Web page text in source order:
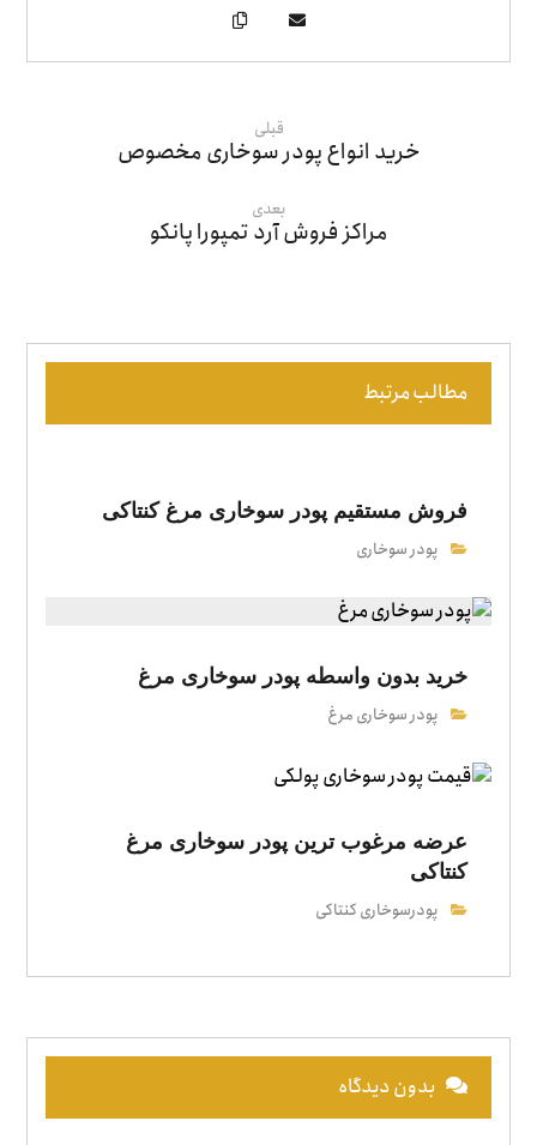
قبلی
خرید انواع پودر سوخاری مخصوص
بعدی
مراکز فروش آرد تمپورا پانکو
مطالب مرتبط
فروش مستقیم پودر سوخاری مرغ کنتاکی
پودر سوخاری
خرید بدون واسطه پودر سوخاری مرغ
پودر سوخاری مرغ
عرضه مرغوب ترین پودر سوخاری مرغ
کنتاکی
پودرسوخاری کنتاکی
بدون دیدگاه